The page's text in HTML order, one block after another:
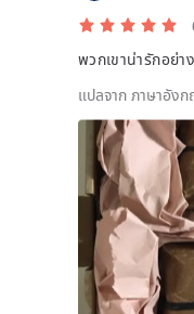
พวกเขาน่ารักอย่า
แปลจาก ภาษาอัง